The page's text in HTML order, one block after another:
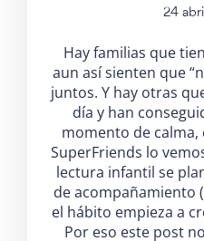
24
Hay familias que
aun así sienten que
juntos. Y hay otras
día y han
momento de calma,
SuperFriends lo
lectura infantil se
de acompañamiento
el hábito empieza a
Por eso este post